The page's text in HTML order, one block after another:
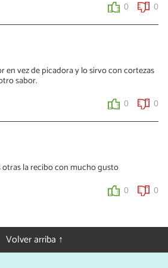
0 0
en vez de picadora y lo sirvo con cortezas
sabor.
0 0
otras la recibo con mucho gusto
0 0
Volver arriba ↑